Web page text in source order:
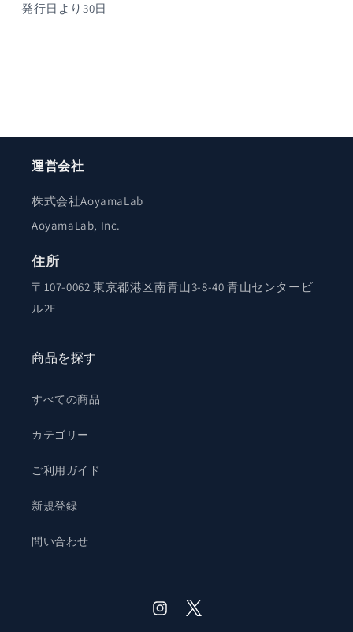
発行日より30日
運営会社
株式会社AoyamaLab
AoyamaLab, Inc.
住所
〒107-0062 東京都港区南青山3-8-40 青山センタービ
ル2F
商品を探す
すべての商品
カテゴリー
ご利用ガイド
新規登録
問い合わせ
InstagramTwitter